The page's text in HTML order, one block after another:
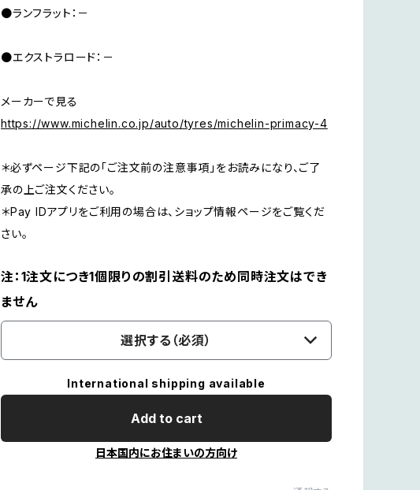
●ランフラット：－
●エクストラロード：－
メーカーで見る
https://www.michelin.co.jp/auto/tyres/michelin-primacy-4
＊必ずページ下記の「ご注文前の注意事項」をお読みになり、ご了
承の上ご注文ください。
＊Pay IDアプリをご利用の場合は、ショップ情報ページをご覧くだ
さい。
注：1注文につき1個限りの割引送料のため同時注文はでき
ません
選択する（必須）
International shipping available
Add to cart
日本国内にお住まいの方向け